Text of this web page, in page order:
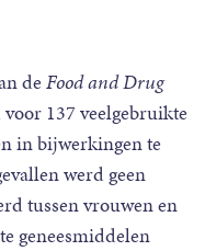
deFood and Drug
137 veelgebruikte
in bijwerkingen te
werd geen
tussen vrouwen en
geneesmiddelen